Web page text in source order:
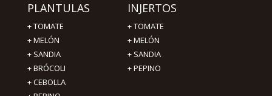
PLANTULAS
+TOMATE
+MELÓN
+ SANDIA
+BRÓCOLI
+CEBOLLA
INJERTOS
+TOMATE
+MELÓN
+ SANDIA
+PEPINO